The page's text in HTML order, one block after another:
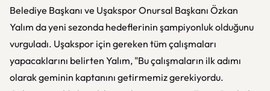
Belediye Başkanı ve Uşakspor Onursal Başkanı Özkan
Yalım da yeni sezonda hedeflerinin şampiyonluk olduğunu
vurguladı. Uşakspor için gereken tüm çalışmaları
yapacaklarını belirten Yalım, "Bu çalışmaların ilk adımı
olarak geminin kaptanını getirmemiz gerekiyordu.